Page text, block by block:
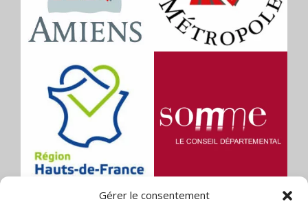
Gérer le consentement